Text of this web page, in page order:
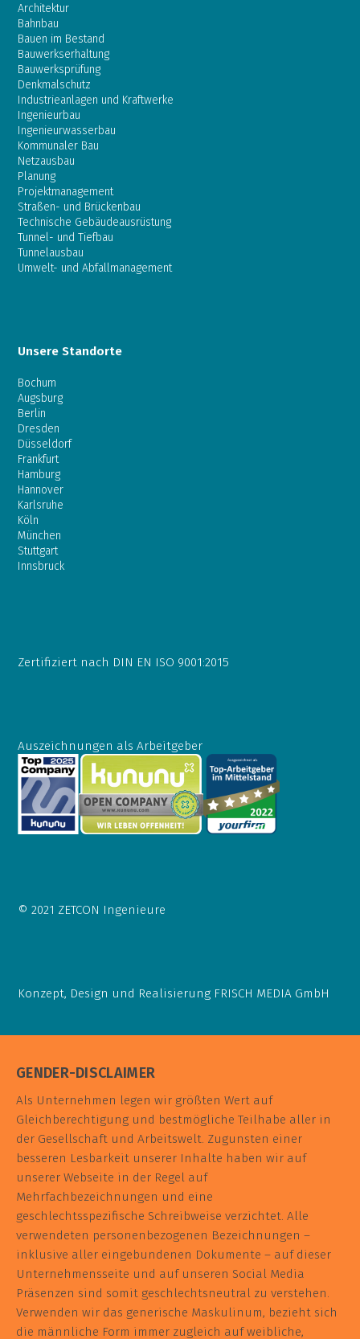
Architektur
Bahnbau
Bauen im Bestand
Bauwerkserhaltung
Bauwerksprüfung
Denkmalschutz
Industrieanlagen und Kraftwerke
Ingenieurbau
Ingenieurwasserbau
Kommunaler Bau
Netzausbau
Planung
Projektmanagement
Straßen- und Brückenbau
Technische Gebäudeausrüstung
Tunnel- und Tiefbau
Tunnelausbau
Umwelt- und Abfallmanagement
Unsere Standorte
Bochum
Augsburg
Berlin
Dresden
Düsseldorf
Frankfurt
Hamburg
Hannover
Karlsruhe
Köln
München
Stuttgart
Innsbruck
Zertifiziert nach DIN EN ISO 9001:2015
Auszeichnungen als Arbeitgeber
© 2021 ZETCON Ingenieure
Konzept, Design und Realisierung FRISCH MEDIA GmbH
GENDER-DISCLAIMER
Als Unternehmen legen wir größten Wert auf
Gleichberechtigung und bestmögliche Teilhabe aller in
der Gesellschaft und Arbeitswelt. Zugunsten einer
besseren Lesbarkeit unserer Inhalte haben wir auf
unserer Webseite in der Regel auf
Mehrfachbezeichnungen und eine
geschlechtsspezifische Schreibweise verzichtet. Alle
verwendeten personenbezogenen Bezeichnungen –
inklusive aller eingebundenen Dokumente – auf dieser
Unternehmensseite und auf unseren Social Media
Präsenzen sind somit geschlechtsneutral zu verstehen.
Verwenden wir das generische Maskulinum, bezieht sich
die männliche Form immer zugleich auf weibliche,